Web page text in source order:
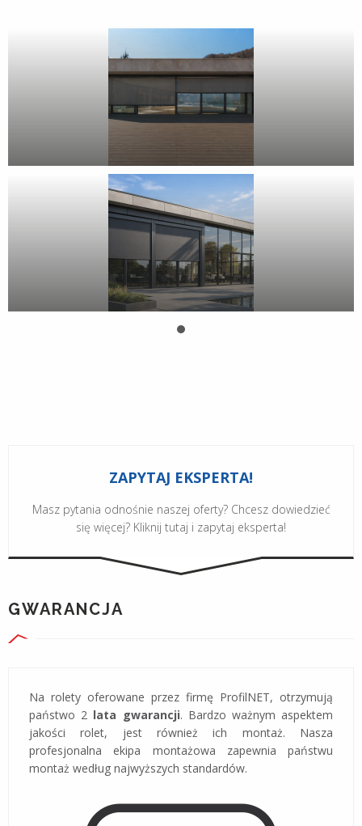
ZAPYTAJ EKSPERTA!
Masz pytania odnośnie naszej oferty? Chcesz dowiedzieć
się więcej? Kliknij tutaj i zapytaj eksperta!
GWARANCJA
Na rolety oferowane przez firmę ProfilNET, otrzymują
państwo 2 lata gwarancji. Bardzo ważnym aspektem
jakości rolet, jest również ich montaż. Nasza
profesjonalna ekipa montażowa zapewnia państwu
montaż według najwyższych standardów.